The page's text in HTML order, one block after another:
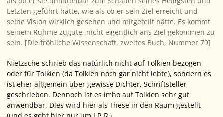
Letzten geführt hätte, wie als ob er sein Ziel erreicht und
seine Vision wirklich gesehen und mitgeteilt hätte. Es kommt
seinem Ruhme zugute, nicht eigentlich ans Ziel gekommen zu
sein. [Die fröhliche Wissenschaft, zweites Buch, Nummer 79]
Nietzsche schrieb das natürlich nicht auf Tolkien bezogen
oder für Tolkien (da Tolkien noch gar nicht lebte), sondern es
ist eher allgemein über gewisse Dichter, Schriftsteller
geschrieben. Dennoch ist es imho auf Tolkien sehr gut
anwendbar. Dies wird hier als These in den Raum gestellt